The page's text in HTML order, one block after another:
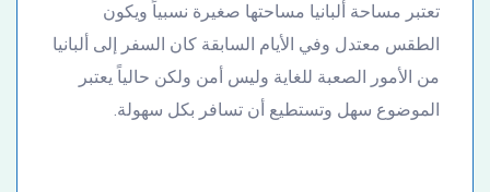
تعتبر مساحة ألبانيا مساحتها صغيرة نسبياً ويكون
الطقس معتدل وفي الأيام السابقة كان السفر إلى ألبانيا
من الأمور الصعبة للغاية وليس أمن ولكن حالياً يعتبر
الموضوع سهل وتستطيع أن تسافر بكل سهولة.